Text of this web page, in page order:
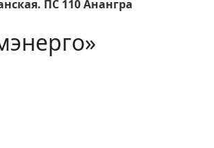
ПС 110 Анангра